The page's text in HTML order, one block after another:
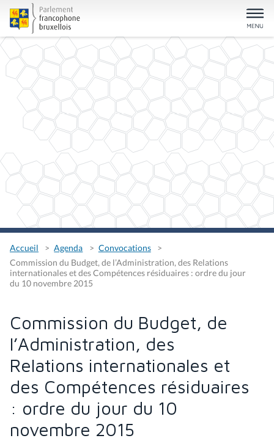
Accueil Agenda
Convocations
Commission du Budget, de l’Administration, des Relations
internationales et des Compétences résiduaires : ordre du jour
du 10 novembre 2015
Commission du Budget, de
l’Administration, des
Relations internationales et
des Compétences résiduaires
: ordre du jour du 10
novembre 2015